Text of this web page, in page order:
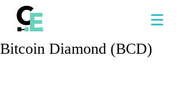
Bitcoin Diamond (BCD)